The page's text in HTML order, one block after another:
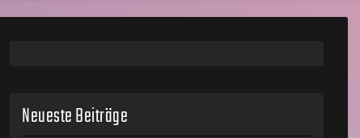
Neueste Beiträge